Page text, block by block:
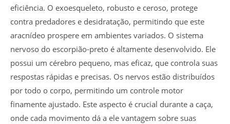
eficiência. O exoesqueleto, robusto e ceroso, protege
contra predadores e desidratação, permitindo que este
aracnídeo prospere em ambientes variados. O sistema
nervoso do escorpião-preto é altamente desenvolvido. Ele
possui um cérebro pequeno, mas eficaz, que controla suas
respostas rápidas e precisas. Os nervos estão distribuídos
por todo o corpo, permitindo um controle motor
finamente ajustado. Este aspecto é crucial durante a caça,
onde cada movimento dá a ele vantagem sobre suas